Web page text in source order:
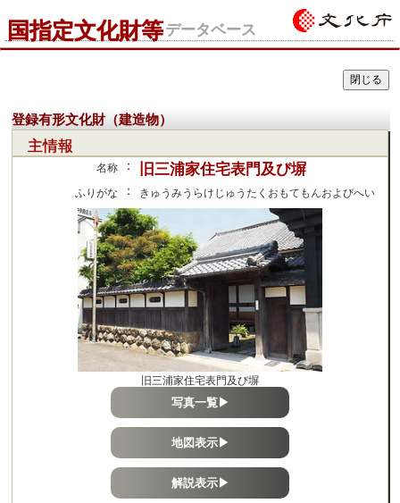
国指定文化財等データベース
登録有形文化財（建造物）
主情報
名称 ： 旧三浦家住宅表門及び塀
ふりがな ： きゅうみうらけじゅうたくおもてもんおよびへい
旧三浦家住宅表門及び塀
写真一覧▶
地図表示▶
解説表示▶